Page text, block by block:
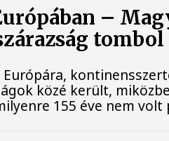
–
tombol
Európára,
közé került,
155 éve nem